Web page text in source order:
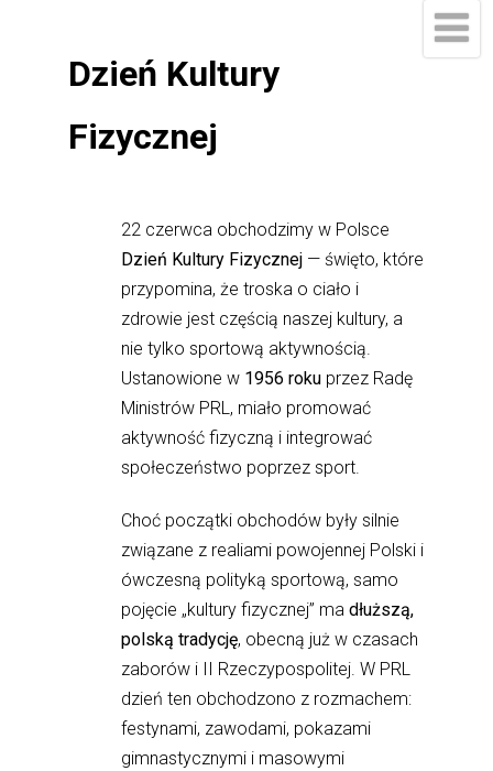
Dzień Kultury
Fizycznej
22 czerwca obchodzimy w Polsce
Dzień Kultury Fizycznej — święto, które
przypomina, że troska o ciało i
zdrowie jest częścią naszej kultury, a
nie tylko sportową aktywnością.
Ustanowione w 1956 roku przez Radę
Ministrów PRL, miało promować
aktywność fizyczną i integrować
społeczeństwo poprzez sport.
Choć początki obchodów były silnie
związane z realiami powojennej Polski i
ówczesną polityką sportową, samo
pojęcie „kultury fizycznej” ma dłuższą,
polską tradycję, obecną już w czasach
zaborów i II Rzeczypospolitej. W PRL
dzień ten obchodzono z rozmachem:
festynami, zawodami, pokazami
gimnastycznymi i masowymi